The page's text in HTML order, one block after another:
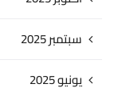
سبتمبر 2025
يونيو 2025